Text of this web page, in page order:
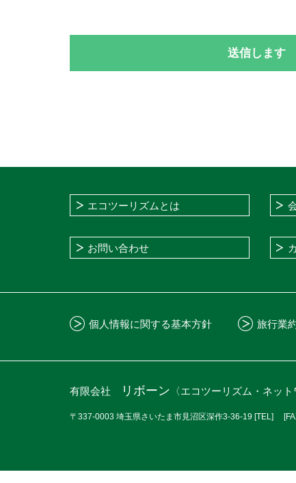
送信します
エコツーリズムとは
お問い合わせ
個人情報に関する基本方針 旅行業
有限会社 リボーン 〈エコツーリズム・ネット
〒337-0003 埼玉県さいたま市見沼区深作3-36-19 [TEL]